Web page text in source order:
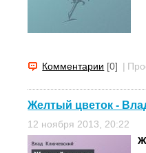
Комментарии [0] |
Желтый цветок -
12 ноября 2013, 20:22